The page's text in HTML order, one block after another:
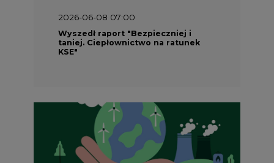
2026-06-08 07:00
Wyszedł raport "Bezpieczniej i
taniej. Ciepłownictwo na ratunek
KSE"